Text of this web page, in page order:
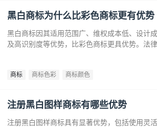
黑白商标为什么比彩色商标更有优势
黑白商标因其适用范围广、维权成本低、设计
及高识别度等优势，比彩色商标更具优势。法
商标 商标色彩 商标颜色
注册黑白图样商标有哪些优势
注册黑白图样商标具有显著优势，包括使用灵